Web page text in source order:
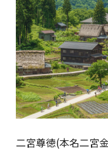
二宮尊徳(本名二宮